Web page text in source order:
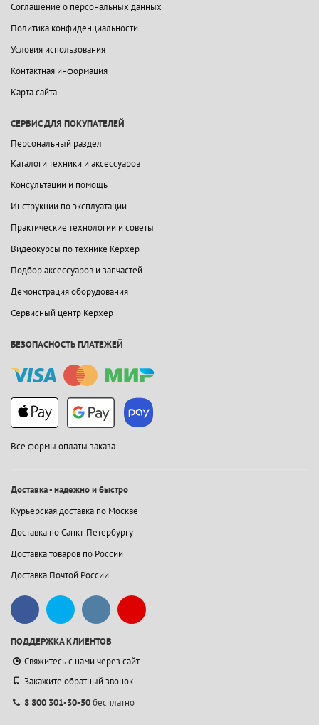
Соглашение о персональных данных
Политика конфиденциальности
Условия использования
Контактная информация
Карта сайта
СЕРВИС ДЛЯ ПОКУПАТЕЛЕЙ
Персональный раздел
Каталоги техники и аксессуаров
Консультации и помощь
Инструкции по эксплуатации
Практические технологии и советы
Видеокурсы по технике Керхер
Подбор аксессуаров и запчастей
Демонстрация оборудования
Сервисный центр Керхер
БЕЗОПАСНОСТЬ ПЛАТЕЖЕЙ
Все формы оплаты заказа
Доставка - надежно и быстро
Курьерская доставка по Москве
Доставка по Санкт-Петербургу
Доставка товаров по России
Доставка Почтой России
ПОДДЕРЖКА КЛИЕНТОВ
Свяжитесь с нами через сайт
Закажите обратный звонок
8 800 301-30-50бесплатно